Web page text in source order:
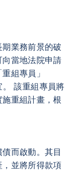
業務前景的破
當地法院申請
組專員」
。 該重組專員將
重組計畫，根
而啟動。其目
並將所得款項